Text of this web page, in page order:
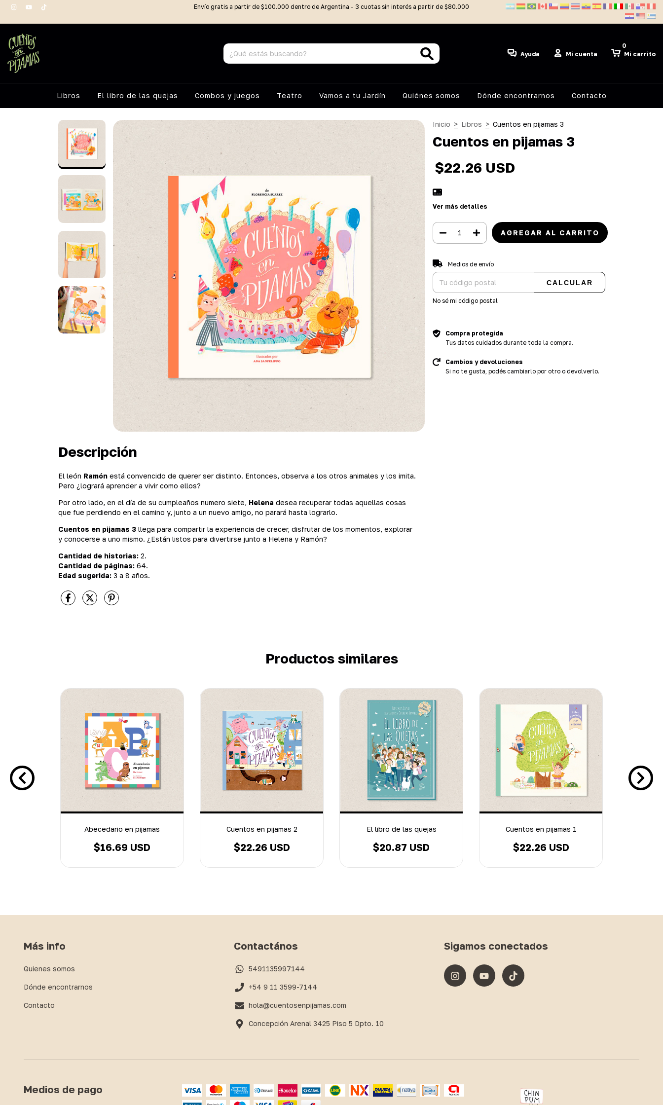
Envío gratis a partir de $100.000 dentro de Argentina - 3 cuotas sin interés a partir de $80.000
Ayuda Mi cuenta Mi carrito
0
Libros El libro de las quejas Combos y juegos Teatro Vamos a tu Jardín Quiénes somos Dónde encontrarnos Contacto
Descripción
El león Ramón está convencido de querer ser distinto. Entonces, observa a los otros animales y los imita.
Pero ¿logrará aprender a vivir como ellos?
Por otro lado, en el día de su cumpleaños numero siete, Helena desea recuperar todas aquellas cosas
que fue perdiendo en el camino y, junto a un nuevo amigo, no parará hasta lograrlo.
Cuentos en pijamas 3 llega para compartir la experiencia de crecer, disfrutar de los momentos, explorar
y conocerse a uno mismo. ¿Están listos para divertirse junto a Helena y Ramón?
Cantidad de historias: 2.
Cantidad de páginas: 64.
Edad sugerida: 3 a 8 años.
Inicio > Libros > Cuentos en pijamas 3
Cuentos en pijamas 3
$22.26 USD
Ver más detalles
Entregas para el CP:
Medios de envío
CALCULAR
No sé mi código postal
Compra protegida
Tus datos cuidados durante toda la compra.
Cambios y devoluciones
Si no te gusta, podés cambiarlo por otro o devolverlo.
Productos similares
Abecedario en pijamas
$16.69 USD
Cuentos en pijamas 2
$22.26 USD
El libro de las quejas
$20.87 USD
Cuentos en pijamas 1
$22.26 USD
Más info
Quienes somos
Dónde encontrarnos
Contacto
Contactános
5491135997144
+54 9 11 3599-7144
hola@cuentosenpijamas.com
Concepción Arenal 3425 Piso 5 Dpto. 10
Sigamos conectados
Medios de pago